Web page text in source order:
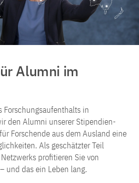
Alumni im
Forschungsaufenthalts in
den Alumni unserer Stipendien-
Forschende aus dem Ausland eine
Als geschätzter Teil
profitieren Sie von
und das ein Leben lang.